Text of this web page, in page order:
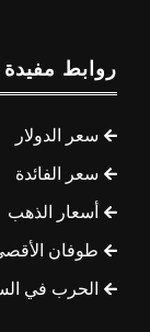
روابط مفيدة
سعر الدولار
سعر الفائدة
أسعار الذهب
طوفان
الحرب في